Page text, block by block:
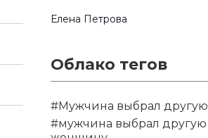
Елена Петрова
Облако тегов
#Мужчина выбрал другую
#мужчина выбрал другую